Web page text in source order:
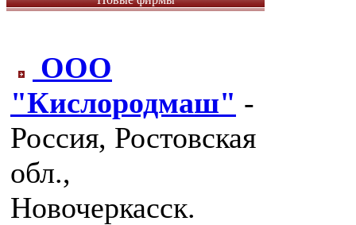
ООО
"Кислородмаш" -
Россия, Ростовская
обл.,
Новочеркасск.